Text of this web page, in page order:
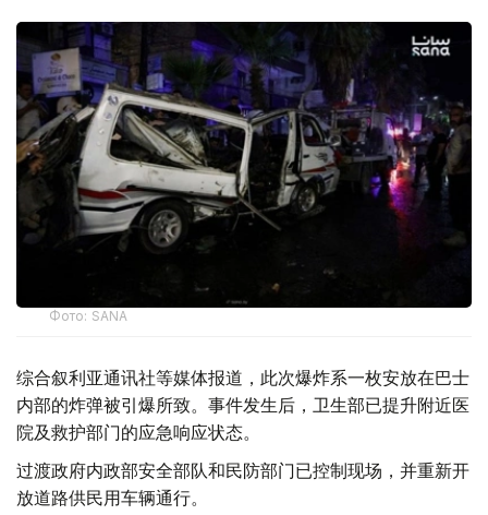
Фото: SANA
综合叙利亚通讯社等媒体报道，此次爆炸系一枚安放在巴士
内部的炸弹被引爆所致。事件发生后，卫生部已提升附近医
院及救护部门的应急响应状态。
过渡政府内政部安全部队和民防部门已控制现场，并重新开
放道路供民用车辆通行。